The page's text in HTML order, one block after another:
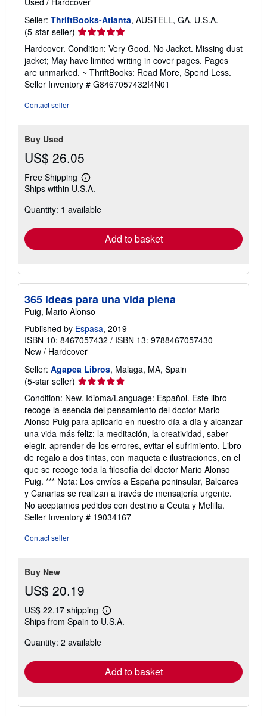
Seller: ThriftBooks-Atlanta, AUSTELL, GA, U.S.A.
(5-star seller) Seller
rating
5
out
of
5
Hardcover. Condition: Very Good. No Jacket. Missing dust
jacket; May have limited writing in cover pages. Pages
are unmarked. ~ ThriftBooks: Read More, Spend Less.
Seller Inventory # G8467057432I4N01
Contact seller
Buy Used
US$ 26.05
Free Shipping
Learn
more
shipping
Ships within U.S.A.
Quantity: 1 available
Add to basket
365 ideas para una vida plena
Puig, Mario Alonso
Published by Espasa, 2019
ISBN 10: 8467057432 / ISBN 13: 9788467057430
New / Hardcover
Seller: Agapea Libros, Malaga, MA, Spain
(5-star seller) Seller
rating
5
out
of
5
stars
Condition: New. Idioma/Language: Español. Este libro
recoge la esencia del pensamiento del doctor Mario
Alonso Puig para aplicarlo en nuestro día a día y alcanzar
una vida más feliz: la meditación, la creatividad, saber
elegir, aprender de los errores, evitar el sufrimiento. Libro
de regalo a dos tintas, con maqueta e ilustraciones, en el
que se recoge toda la filosofía del doctor Mario Alonso
Puig. *** Nota: Los envíos a España peninsular, Baleares
y Canarias se realizan a través de mensajería urgente.
No aceptamos pedidos con destino a Ceuta y Melilla.
Seller Inventory # 19034167
Contact seller
Buy New
US$ 20.19
US$ 22.17 shipping
Learn
more
Ships from Spain to U.S.A.
Quantity: 2 available
Add to basket